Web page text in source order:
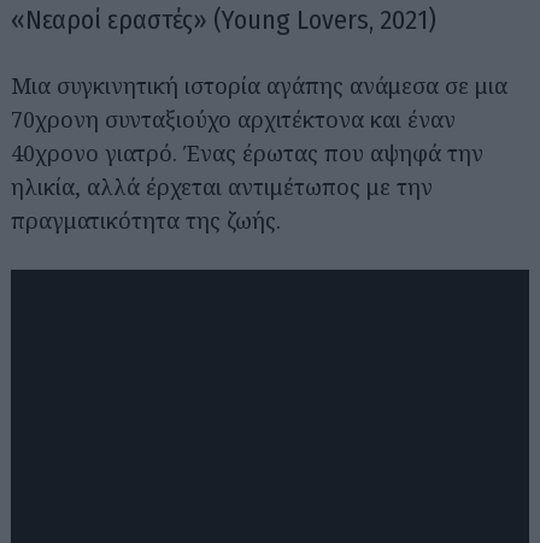
«Νεαροί εραστές» (Young Lovers, 2021)
Μια συγκινητική ιστορία αγάπης ανάμεσα σε μια
70χρονη συνταξιούχο αρχιτέκτονα και έναν
40χρονο γιατρό. Ένας έρωτας που αψηφά την
ηλικία, αλλά έρχεται αντιμέτωπος με την
πραγματικότητα της ζωής.